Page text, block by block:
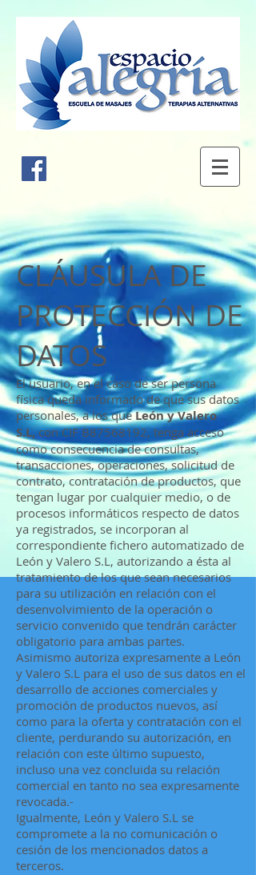
CLÁUSULA DE
PROTECCIÓN DE
DATOS
El usuario, en el caso de ser persona
física queda informado de que sus datos
personales, a los queLeón y Valero
S.L,con CIF B87568192, tenga acceso
como consecuencia de consultas,
transacciones, operaciones, solicitud de
contrato, contratación de productos, que
tengan lugar por cualquier medio, o de
procesos informáticos respecto de datos
ya registrados, se incorporan al
correspondiente fichero automatizado de
León y Valero S.L, autorizando a ésta al
tratamiento de los que sean necesarios
para su utilización en relación con el
desenvolvimiento de la operación o
servicio convenido que tendrán carácter
obligatorio para ambas partes.
Asimismo autoriza expresamente a León
y Valero S.L para el uso de sus datos en el
desarrollo de acciones comerciales y
promoción de productos nuevos, así
como para la oferta y contratación con el
cliente, perdurando su autorización, en
relación con este último supuesto,
incluso una vez concluida su relación
comercial en tanto no sea expresamente
revocada.-
Igualmente, León y Valero S.L se
compromete a la no comunicación o
cesión de los mencionados datos a
terceros.